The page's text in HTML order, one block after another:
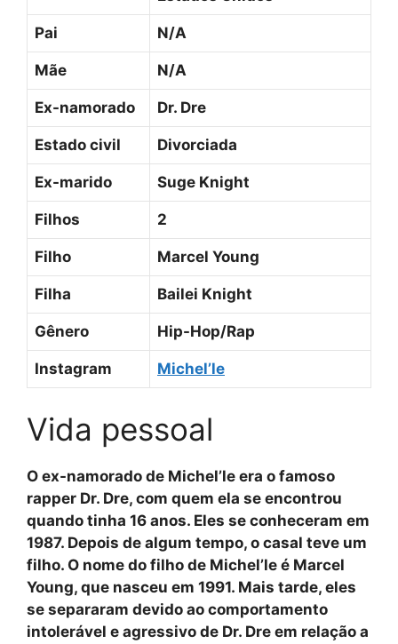
Pai N/A
Mãe N/A
Ex-namorado Dr. Dre
Estado civil Divorciada
Ex-marido Suge Knight
Filhos 2
Filho Marcel Young
Filha Bailei Knight
Gênero Hip-Hop/Rap
Instagram Michel’le
Vida pessoal
O ex-namorado de Michel’le era o famoso
rapper Dr. Dre, com quem ela se encontrou
quando tinha 16 anos. Eles se conheceram em
1987. Depois de algum tempo, o casal teve um
filho. O nome do filho de Michel’le é Marcel
Young, que nasceu em 1991. Mais tarde, eles
se separaram devido ao comportamento
intolerável e agressivo de Dr. Dre em relação a